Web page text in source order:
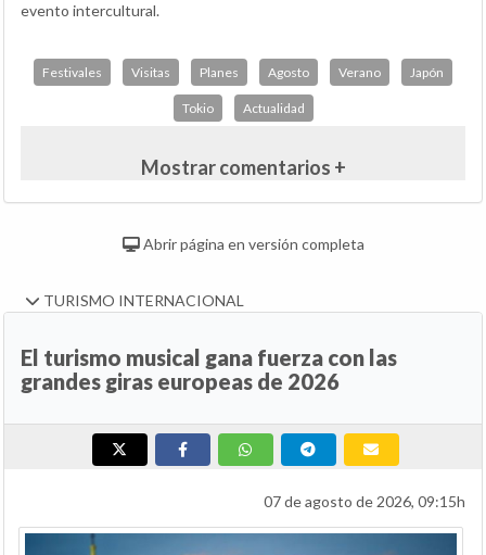
evento intercultural.
Festivales Visitas Planes Agosto Verano Japón
Tokio Actualidad
Mostrar comentarios +
Abrir página en versión completa
TURISMO INTERNACIONAL
El turismo musical gana fuerza con las
grandes giras europeas de 2026
07 de agosto de 2026, 09:15h